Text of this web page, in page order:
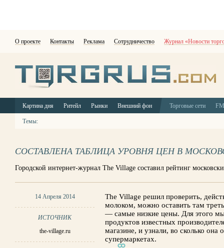
О проекте Контакты Реклама Сотрудничество Журнал «Новости
Картина дня Ритейл Рынки Внешний фон Торговые сети
Темы:
СОСТАВЛЕНА ТАБЛИЦА УРОВНЯ ЦЕН В
Городской интернет-журнал The Village составил рейтинг
14 Апреля 2014
ИСТОЧНИК
the-village.ru
The Village решил проверить,
молоком, можно оставить там
— самые низкие цены. Для этого
продуктов известных
магазине, и узнали, во сколько она
супермаркетах.